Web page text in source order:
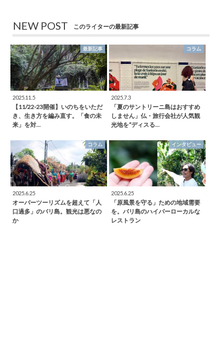
NEW POST このライターの最新記事
最新記事
2025.11.5
【11/22-23開催】いのちをいただ
き、生き方を編み直す。「食の未
来」を対…
コラム
2025.7.3
「夏のサントリーニ島はおすすめ
しません」仏・旅行会社が人気観
光地を“ディスる…
コラム
2025.6.25
オーバーツーリズムを超えて「人
口過多」のバリ島。観光は悪なの
か
インタビュー
2025.6.25
「原風景を守る」ための地域需要
を。バリ島のハイパーローカルな
レストラン